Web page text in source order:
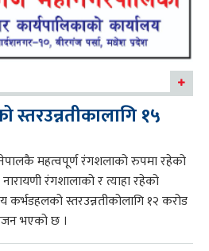
स्तरउन्नतीकालागि १५
महत्वपूर्ण रंगशलाको रुपमा रहेको
रंगशालाको र त्याहा रहेको
कर्भडहलको स्तरउन्नतीकोलागि १२ करोड
भएको छ ।